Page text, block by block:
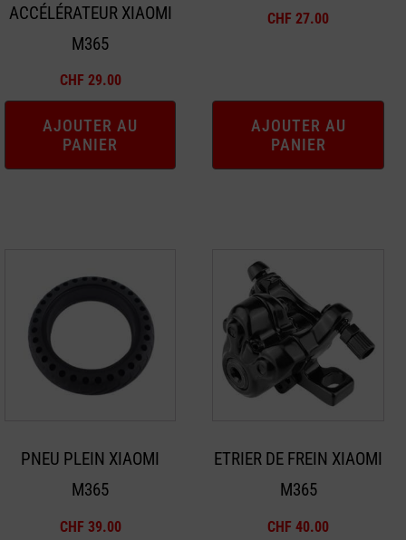
ACCÉLÉRATEUR XIAOMI
M365
CHF 29.00
AJOUTER AU
PANIER
CHF 27.00
AJOUTER AU
PANIER
PNEU PLEIN XIAOMI
M365
CHF 39.00
ETRIER DE FREIN XIAOMI
M365
CHF 40.00